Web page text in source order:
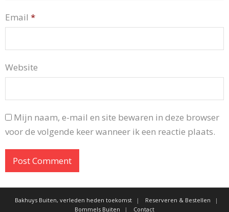
Email *
Website
Mijn naam, e-mail en site bewaren in deze browser
voor de volgende keer wanneer ik een reactie plaats.
Bakhuys Buiten, verleden heden toekomst
Reserveren & Bestellen
Bommels Buiten
Contact